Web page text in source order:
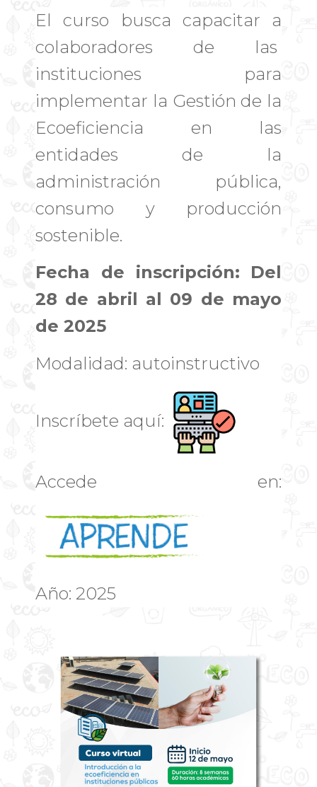
El curso busca capacitar a
colaboradores de las
instituciones para
implementar la Gestión de la
Ecoeficiencia en las
entidades de la
administración pública,
consumo y producción
sostenible.
Fecha de inscripción:
Del
28 de abril al 09 de mayo
de 2025
Modalidad: autoinstructivo
Inscríbete aquí:
Accede en:
Año: 2025